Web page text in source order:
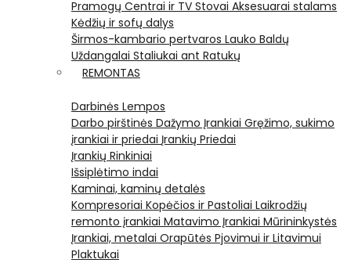
Pramogų Centrai ir TV Stovai Aksesuarai stalams
Kėdžių ir sofų dalys
Širmos-kambario pertvaros Lauko Baldų
Uždangalai Staliukai ant Ratukų
REMONTAS
Darbinės Lempos
Darbo pirštinės Dažymo Įrankiai Gręžimo, sukimo
įrankiai ir priedai Įrankių Priedai
Įrankių Rinkiniai
Išsiplėtimo indai
Kaminai, kaminų detalės
Kompresoriai Kopėčios ir Pastoliai Laikrodžių
remonto įrankiai Matavimo Įrankiai Mūrininkystės
Įrankiai, metalai Orapūtės Pjovimui ir Litavimui
Plaktukai